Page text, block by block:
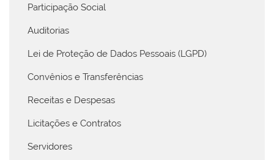
Participação Social
Auditorias
Lei de Proteção de Dados Pessoais (LGPD)
Convênios e Transferências
Receitas e Despesas
Licitações e Contratos
Servidores